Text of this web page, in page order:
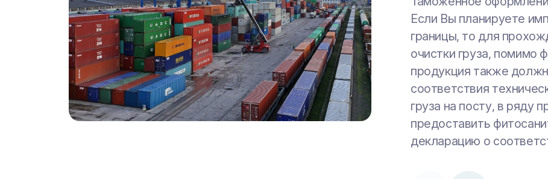
Если Вы планируете
границы, то для
очистки груза, помимо
продукция также
соответствия
груза на посту, в ряду
предоставить
декларацию о
Для реализации и
всей территории
Белоруссия, Казахстан,
или продавцу
подтверждающие
Таким образом,
обязательным
розничную и оптовую